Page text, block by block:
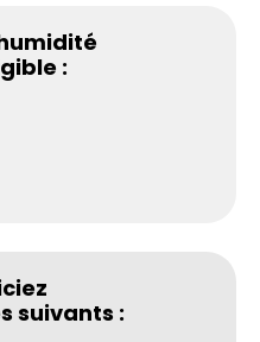
:
suivants :